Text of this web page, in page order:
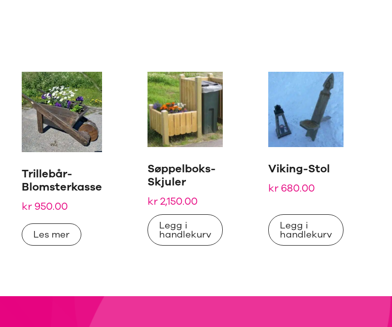
Trillebår-
Blomsterkasse
kr950.00
Les mer
Søppelboks-
Skjuler
kr2,150.00
Legg i
handlekurv
Viking-Stol
kr680.00
Legg i
handlekurv